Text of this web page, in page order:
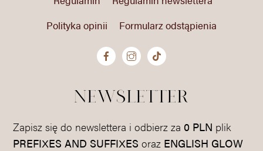
Polityka opinii
Formularz odstąpienia
newsletter
Zapisz się do newslettera i odbierz za 0 PLN plik
PREFIXES AND SUFFIXES oraz ENGLISH GLOW